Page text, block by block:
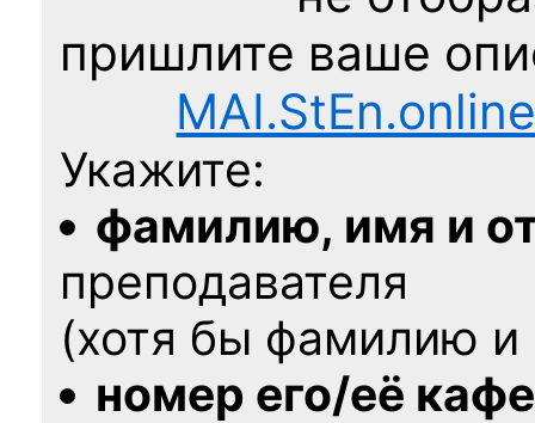
пришлите ваше
Укажите:
фамилию, имя и
преподавателя
(хотя бы фамилию
номер его/её